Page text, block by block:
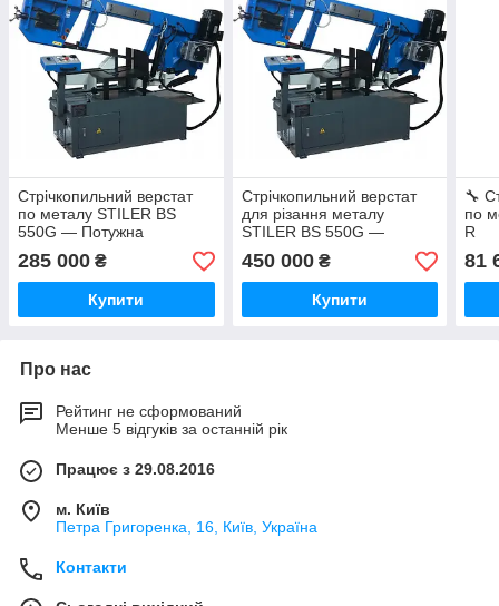
Стрічкопильний верстат
по металу STILER BS
550G — Потужна
стрічкова пила для
професійного різання
металу
285 000 ₴
Купити
Стрічкопильний верстат
для різання металу
STILER BS 550G —
Промисловий
стрічкопильний верстат по
металу
450 000₴
Купити
🔧
по
R
81
Про нас
Рейтинг не сформований
Менше 5 відгуків за останній рік
Працює з 29.08.2016
м. Київ
Петра Григоренка, 16, Київ, Україна
Контакти